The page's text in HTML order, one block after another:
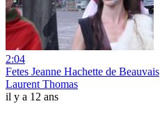
2:04
Fetes Jeanne Hachette de Beauvais
Laurent Thomas
il y a 12 ans